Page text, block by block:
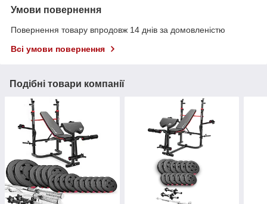
Умови повернення
Повернення товару впродовж 14 днів за домовленістю
Всі умови повернення
Подібні товари компанії